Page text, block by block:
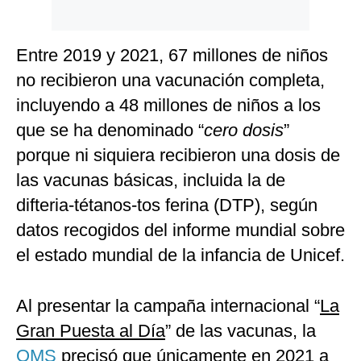
Entre 2019 y 2021, 67 millones de niños
no recibieron una vacunación completa,
incluyendo a 48 millones de niños a los
que se ha denominado “cero dosis”
porque ni siquiera recibieron una dosis de
las vacunas básicas, incluida la de
difteria-tétanos-tos ferina (DTP), según
datos recogidos del informe mundial sobre
el estado mundial de la infancia de Unicef.
Al presentar la campaña internacional “La
Gran Puesta al Día” de las vacunas, la
OMS precisó que únicamente en 2021 a